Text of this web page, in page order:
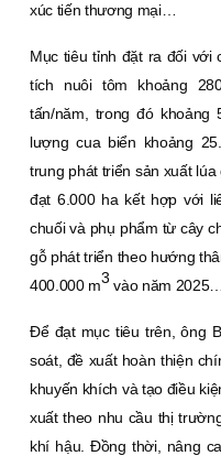
xúc tiến thương mại…
Mục tiêu tỉnh đặt ra đối với
tích nuôi tôm khoảng
tấn/năm, trong đó khoảng
lượng cua biển khoảng
trung phát triển sản xuất
đạt 6.000 ha kết hợp với
chuối và phụ phẩm từ cây
gỗ phát triển theo hướng
400.000 m3 vào năm 2025…
Ðể đạt mục tiêu trên, ông
soát, đề xuất hoàn thiện
khuyến khích và tạo điều
xuất theo nhu cầu thị
khí hậu. Ðồng thời, nâng